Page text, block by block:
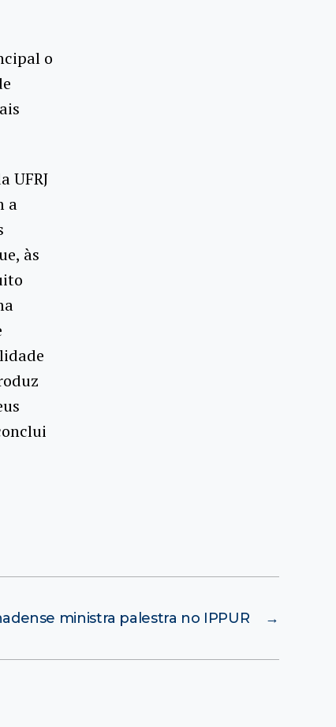
o
UFRJ
a
às
→
ministra palestra no IPPUR